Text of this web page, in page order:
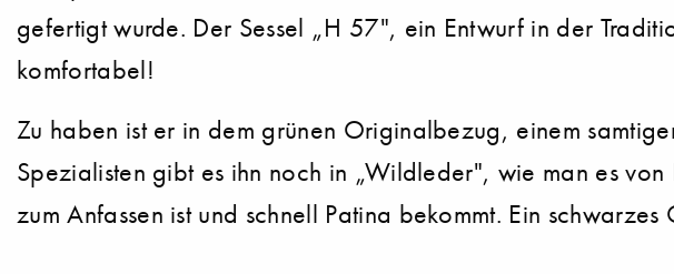
gefertigt wurde. Der Sessel „H 57", ein Entwurf in der
komfortabel!
Zu haben ist er in dem grünen Originalbezug, einem
Spezialisten gibt es ihn noch in „Wildleder", wie man es
zum Anfassen ist und schnell Patina bekommt. Ein